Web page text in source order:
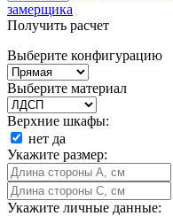
замерщика
Получить расчет
Выберите конфигурацию
Выберите материал
Верхние шкафы:
нет да
Укажите размер:
Укажите личные данные: